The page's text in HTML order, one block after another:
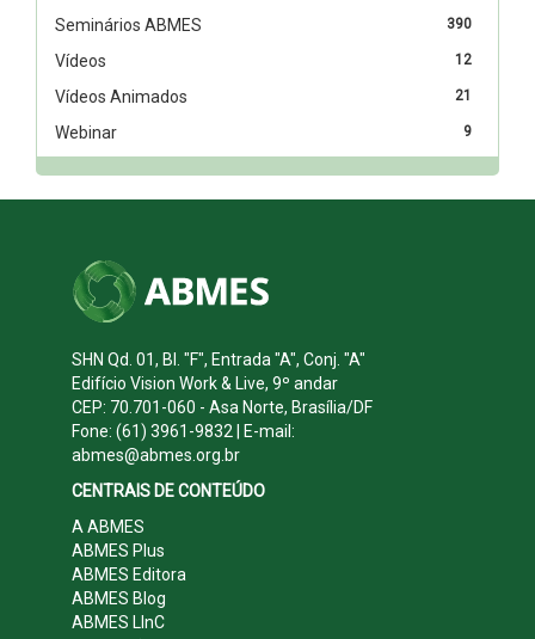
390
Seminários ABMES
12
Vídeos
21
Vídeos Animados
9
Webinar
SHN Qd. 01, Bl. "F", Entrada "A", Conj. "A"
Edifício Vision Work & Live, 9º andar
CEP: 70.701-060 - Asa Norte, Brasília/DF
Fone: (61) 3961-9832 | E-mail:
abmes@abmes.org.br
CENTRAIS DE CONTEÚDO
A ABMES
ABMES Plus
ABMES Editora
ABMES Blog
ABMES LInC